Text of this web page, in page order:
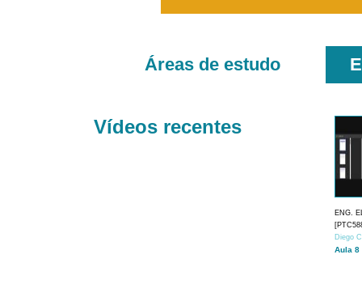
Áreas de estudo
Vídeos recentes
ENG.
Diego
Aula 8